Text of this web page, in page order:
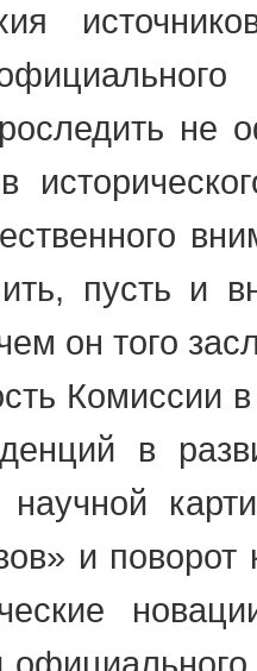
не
пусть и
он того
Комиссии
в
научной
и